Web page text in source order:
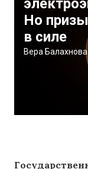
Но
в силе
Вера Балахнова